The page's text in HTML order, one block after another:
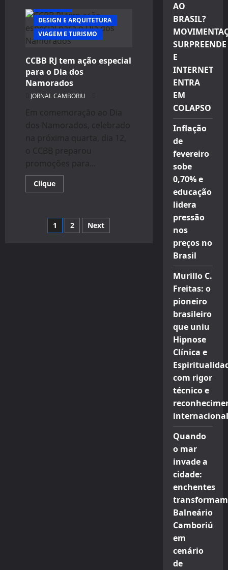
de
brasileiro
prova
origem
de
Antônio
em
Castelo
de
Paiva
DESIGN E ARQUITETURA
VIAGEM E TURISMO
CCBB RJ tem ação especial
para o Dia dos
Namorados
JORNAL CAMBORIU
Em comemoração ao Dia
dos Namorados, celebrado
na próxima quarta, dia 12,
o CCBB preparou
promoções para...
CliqueRead
more
tem
ação
especial
Navegação
1 2 Next
AO
BRASIL?
SURPREENDE
E
INTERNET
ENTRA
EM
COLAPSO
Inflação
de
fevereiro
sobe
0,70% e
educação
lidera
pressão
nos
preços no
Brasil
Murillo C.
Freitas: o
pioneiro
brasileiro
que uniu
Hipnose
Clínica e
com rigor
técnico e
internacional
Quando
o mar
invade a
cidade:
enchentes
transformam
Balneário
Camboriú
em
cenário
de